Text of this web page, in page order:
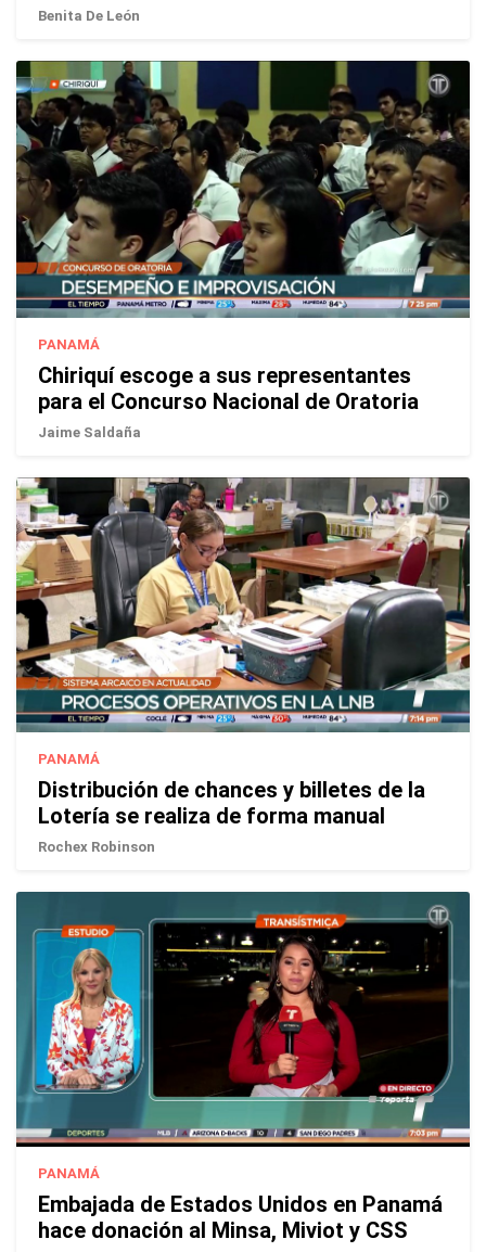
Benita De León
PANAMÁ
Chiriquí escoge a sus representantes
para el Concurso Nacional de Oratoria
Jaime Saldaña
PANAMÁ
Distribución de chances y billetes de la
Lotería se realiza de forma manual
Rochex Robinson
PANAMÁ
Embajada de Estados Unidos en Panamá
hace donación al Minsa, Miviot y CSS